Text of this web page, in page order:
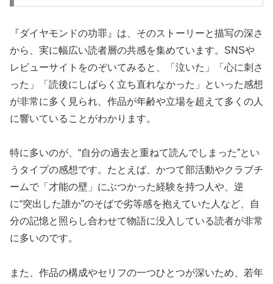
『ダイヤモンドの功罪』は、そのストーリーと描写の深さ
から、実に幅広い読者層の共感を集めています。SNSや
レビューサイトをのぞいてみると、「泣いた」「心に刺さ
った」「読後にしばらく立ち直れなかった」といった感想
が非常に多く見られ、作品が年齢や立場を超えて多くの人
に響いていることがわかります。
特に多いのが、“自分の過去と重ねて読んでしまった”とい
うタイプの感想です。たとえば、かつて部活動やクラブチ
ームで「才能の壁」にぶつかった経験を持つ人や、逆
に“突出した誰か”のそばで劣等感を抱えていた人など、自
分の記憶と照らし合わせて物語に没入している読者が非常
に多いのです。
また、作品の構成やセリフの一つひとつが深いため、若年